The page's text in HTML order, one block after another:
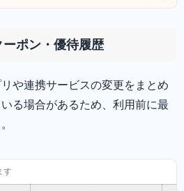
ポン・優待履歴
や連携サービスの変更をまとめ
る場合があるため、利用前に最